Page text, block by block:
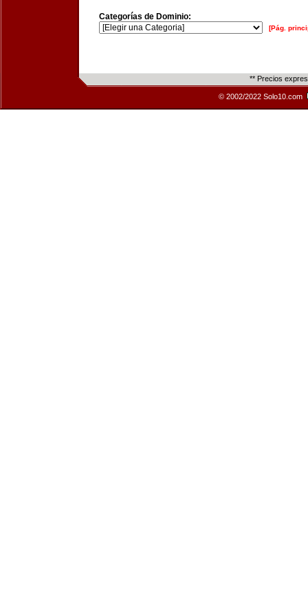
Categorías de Dominio:
[Pág.
** Precios
© 2002/2022 Solo10.com